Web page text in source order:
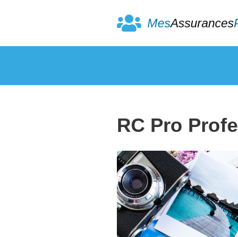
MesAssurances
RC Pro